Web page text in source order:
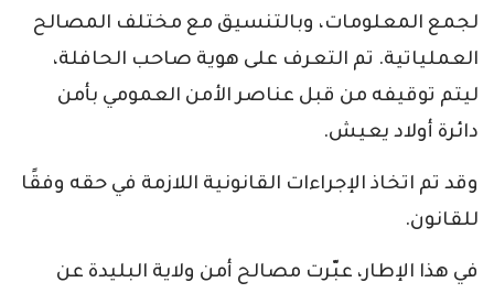
لجمع المعلومات، وبالتنسيق مع مختلف المصالح
العملياتية. تم التعرف على هوية صاحب الحافلة،
ليتم توقيفه من قبل عناصر الأمن العمومي بأمن
دائرة أولاد يعيش.
وقد تم اتخاذ الإجراءات القانونية اللازمة في حقه وفقًا
للقانون.
في هذا الإطار، عبّرت مصالح أمن ولاية البليدة عن